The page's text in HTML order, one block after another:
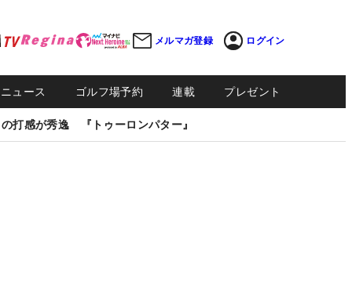
メルマガ登録 ログイン
ュース ゴルフ場予約 連載 プレゼント
打感が秀逸 『トゥーロンパター』